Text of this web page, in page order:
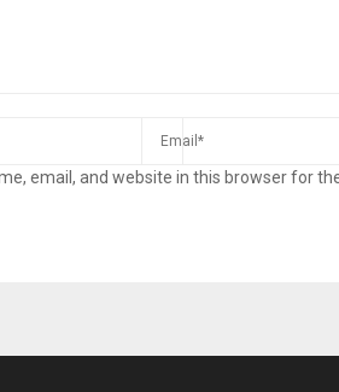
email, and website in this browser for